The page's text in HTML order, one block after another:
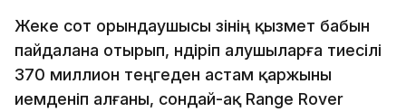
Жеке сот орындаушысы өзінің қызмет бабын
пайдалана отырып, өндіріп алушыларға тиесілі
370 миллион теңгеден астам қаржыны
иемденіп алғаны, сондай-ақ Range Rover